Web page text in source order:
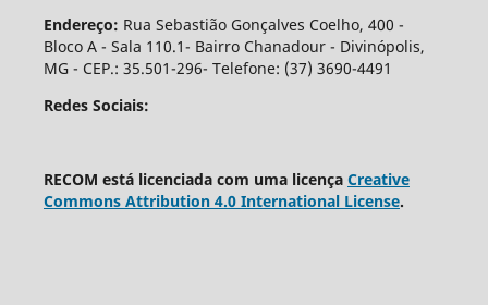
Endereço: Rua Sebastião Gonçalves Coelho, 400 -
Bloco A - Sala 110.1- Bairro Chanadour - Divinópolis,
MG - CEP.: 35.501-296- Telefone: (37) 3690-4491
Redes Sociais:
RECOM está licenciada com uma licença Creative
Commons Attribution 4.0 International License.